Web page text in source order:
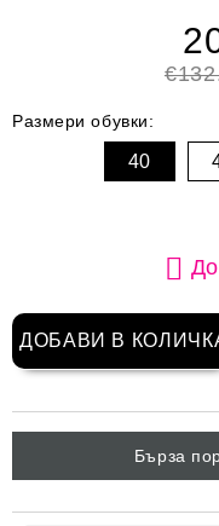
Размери обувки:
40
Бърза